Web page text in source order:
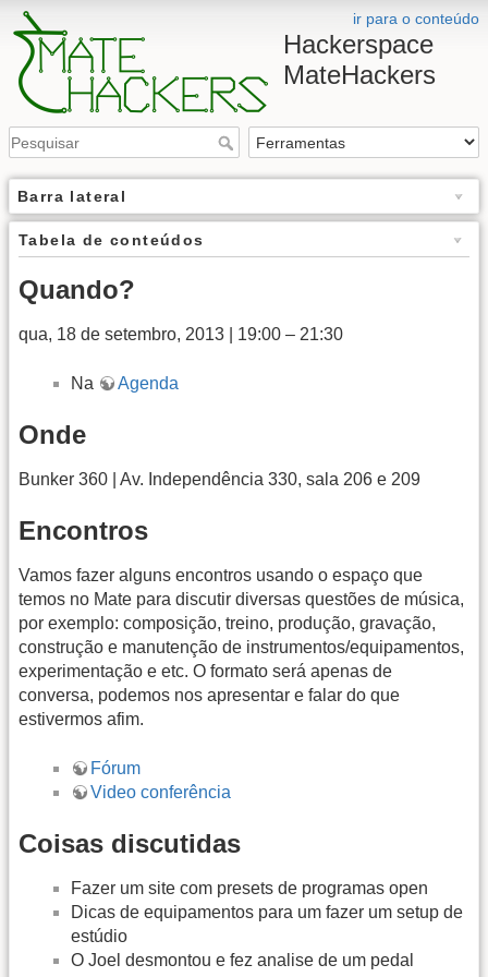
ir para o conteúdo
Hackerspace
MateHackers
Barra lateral
Tabela de conteúdos
Quando?
qua, 18 de setembro, 2013 | 19:00 – 21:30
Na Agenda
Onde
Bunker 360 | Av. Independência 330, sala 206 e 209
Encontros
Vamos fazer alguns encontros usando o espaço que
temos no Mate para discutir diversas questões de música,
por exemplo: composição, treino, produção, gravação,
construção e manutenção de instrumentos/equipamentos,
experimentação e etc. O formato será apenas de
conversa, podemos nos apresentar e falar do que
estivermos afim.
Fórum
Video conferência
Coisas discutidas
Fazer um site com presets de programas open
Dicas de equipamentos para um fazer um setup de
estúdio
O Joel desmontou e fez analise de um pedal